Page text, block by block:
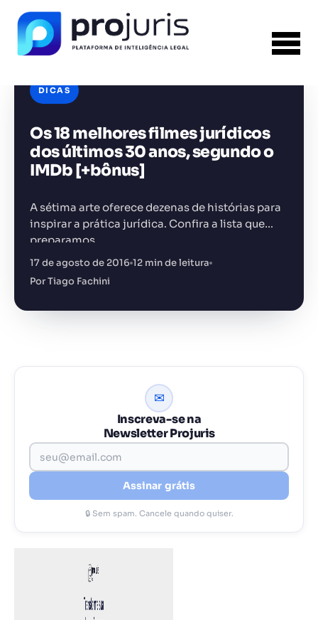
DICAS
Os 18 melhores filmes jurídicos
dos últimos 30 anos, segundo o
IMDb [+bônus]
A sétima arte oferece dezenas de histórias para
inspirar a prática jurídica. Confira a lista que
preparamos.
17 de agosto de 2016 12 min de leitura
Por Tiago Fachini
✉
Inscreva-se na
Newsletter Projuris
Assinar grátis
🔒 Sem spam. Cancele quando quiser.
FERRAMENTA RECOMENDADA PARA ESTE
CONTEÚDO
Gerador de Contrato de Honorários